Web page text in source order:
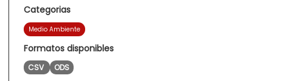
Categorias
Medio Ambiente
Formatos disponibles
CSV ODS